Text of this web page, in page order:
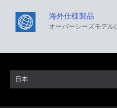
海外仕様製品
オーバーシーズモデル
日本